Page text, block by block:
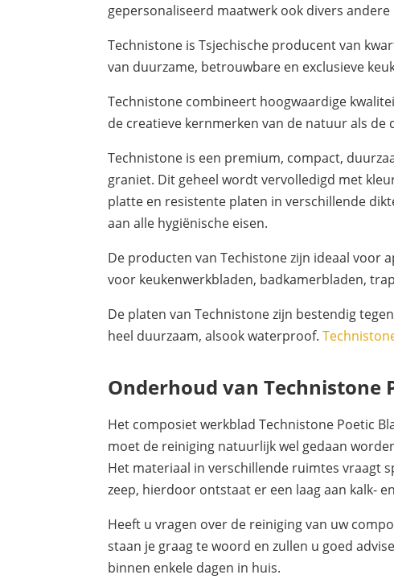
gepersonaliseerd maatwerk ook divers
Technistone is Tsjechische producent van
van duurzame, betrouwbare en exclusieve
Technistone combineert hoogwaardige
de creatieve kernmerken van de natuur als
Technistone is een premium, compact,
graniet. Dit geheel wordt vervolledigd met
platte en resistente platen in verschillende
aan alle hygiënische eisen.
De producten van Techistone zijn ideaal voor
voor keukenwerkbladen, badkamerbladen,
De platen van Technistone zijn bestendig
heel duurzaam, alsook waterproof.
Onderhoud van Technistone
Het composiet werkblad Technistone Poetic
moet de reiniging natuurlijk wel gedaan
Het materiaal in verschillende ruimtes vraagt
zeep, hierdoor ontstaat er een laag aan kalk-
Heeft u vragen over de reiniging van uw
staan je graag te woord en zullen u goed
binnen enkele dagen in huis.